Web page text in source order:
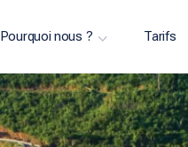
Pourquoi nous ? Tarifs